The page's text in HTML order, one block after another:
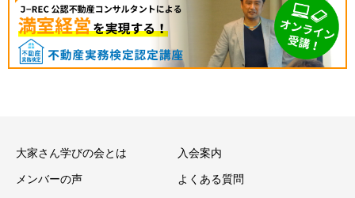
大家さん学びの会とは 入会案内
メンバーの声 よくある質問